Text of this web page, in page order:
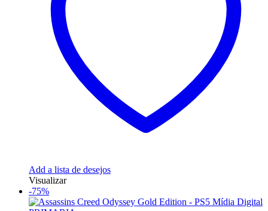
Add a lista de desejos
Visualizar
-75%